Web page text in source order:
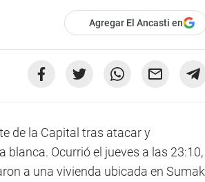
Agregar El Ancasti en
de la Capital tras atacar y
Ocurrió el jueves a las 23:10,
a una vivienda ubicada en Sumak